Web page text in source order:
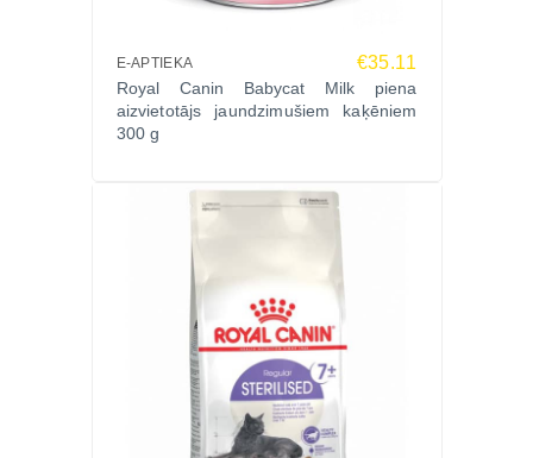
Mousse Zoopasaule.lv
uzturvielām bagātu barību tavas kaķenes un viņas
kaķēnu veselīgai attīstībai.
drošu un barojošu dzīves sākumu ar Royal Canin
E-APTIEKA €35.11
Royal Canin Babycat Milk piena
aizvietotājs jaundzimušiem kaķēniem
300 g